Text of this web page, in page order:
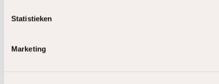
Statistieken
Marketing